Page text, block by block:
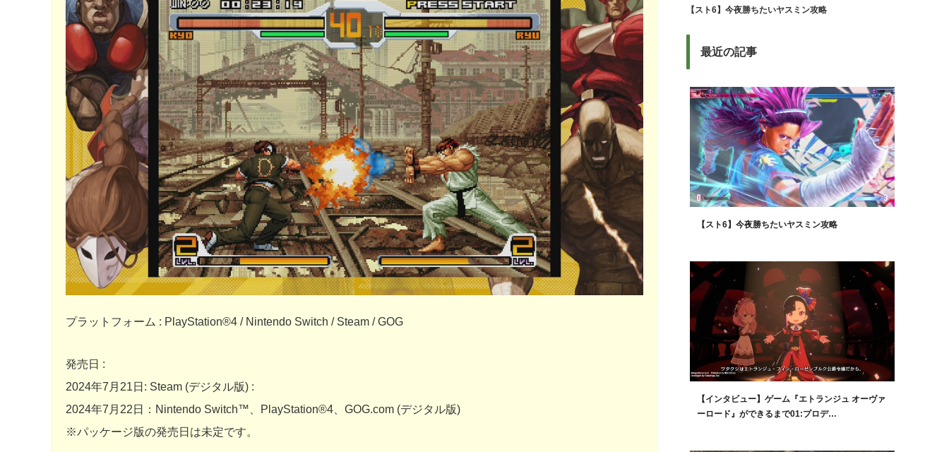
プラットフォーム : PlayStation®4 / Nintendo Switch / Steam / GOG
発売日 :
2024年7月21日: Steam (デジタル版) :
2024年7月22日：Nintendo Switch™、PlayStation®4、GOG.com (デジタル版)
※パッケージ版の発売日は未定です。
【スト6】今夜勝ちたいヤスミン攻略
最近の記事
【スト6】今夜勝ちたいヤスミン攻略
【インタビュー】ゲーム『エトランジュ オーヴァ
ーロード』ができるまで01:プロデ…